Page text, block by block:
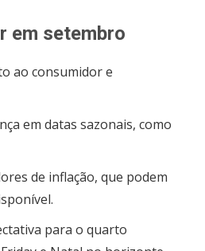
em setembro
ao consumidor e
em datas sazonais, como
de inflação, que podem
para o quarto